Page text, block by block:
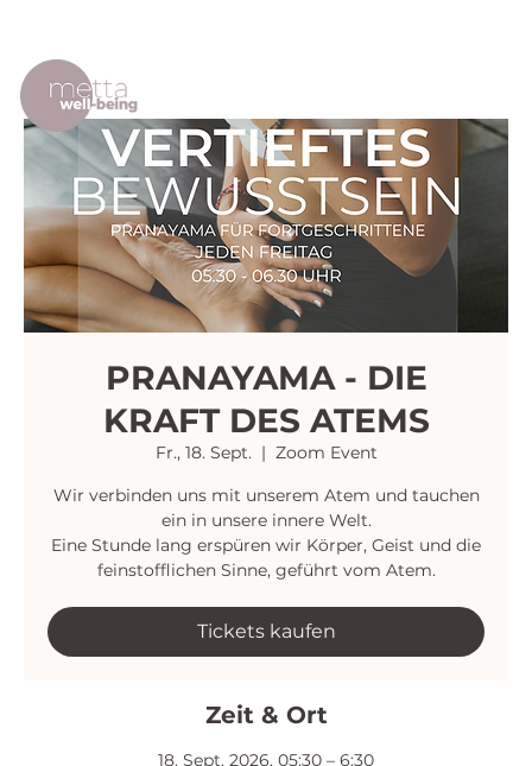
PRANAYAMA - DIE
KRAFT DES ATEMS
Fr., 18. Sept.
  |
Zoom Event
Wir verbinden uns mit unserem Atem und tauchen
ein in unsere innere Welt.
Eine Stunde lang erspüren wir Körper, Geist und die
feinstofflichen Sinne, geführt vom Atem.
Tickets kaufen
Zeit & Ort
18. Sept. 2026, 05:30 – 6:30